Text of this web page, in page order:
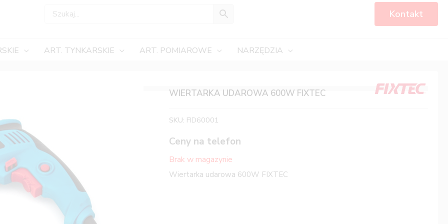
Kontakt
ART. TYNKARSKIE ART. POMIAROWE NARZĘDZIA
WIERTARKA UDAROWA 600W FIXTEC
SKU: FID60001
Ceny na telefon
Brak w magazynie
Wiertarka udarowa 600W FIXTEC